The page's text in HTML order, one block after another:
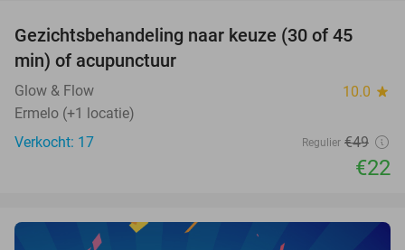
55%
TODAY
Gezichtsbehandeling naar keuze (30 of 45
min) of acupunctuur
Glow & Flow 10.0 star
Ermelo (+1 locatie)
Verkocht: 17
Regulier €49
€22